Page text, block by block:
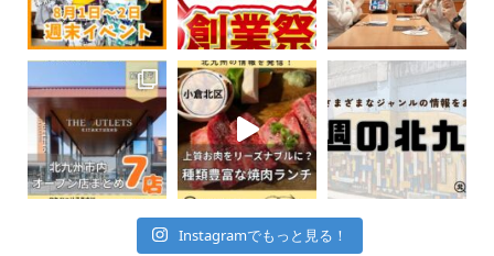
Instagramでもっと見る！